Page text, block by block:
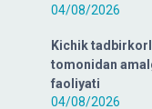
04/08/2026
Kichik
tomonidan
faoliyati
04/08/2026